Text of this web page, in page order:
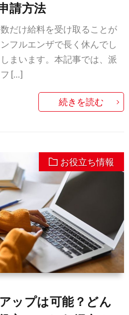
請方法
だけ給料を受け取ることが
フルエンザで長く休んでし
まいます。本記事では、派
[…]
続きを読む
お役立ち情報
ップは可能？どん